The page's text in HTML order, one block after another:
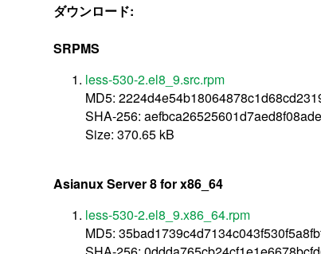
ダウンロード:
SRPMS
less-530-2.el8_9.src.rpm
MD5:
SHA-256:
Size: 370.65 kB
Asianux Server 8 for x86_64
less-530-2.el8_9.x86_64.rpm
MD5: